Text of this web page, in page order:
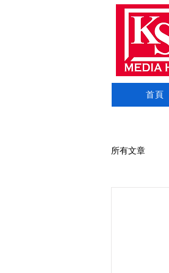
首頁
所有文章